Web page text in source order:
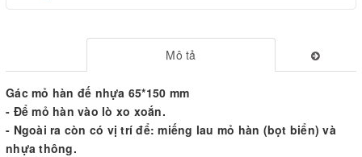
Mô tả
Gác mỏ hàn đế nhựa 65*150 mm
- Để mỏ hàn vào lò xo xoắn.
- Ngoài ra còn có vị trí để: miếng lau mỏ hàn (bọt biển) và
nhựa thông.